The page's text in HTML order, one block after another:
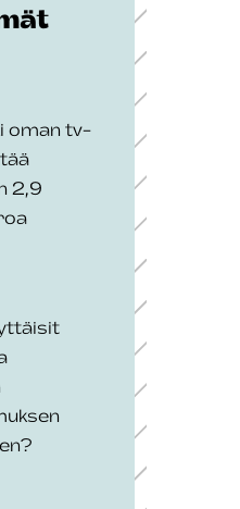
oman tv-
2,9